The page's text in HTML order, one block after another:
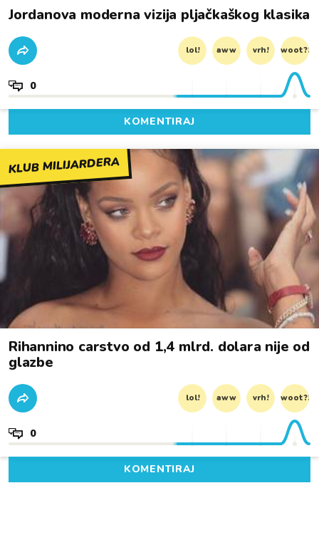
Jordanova moderna vizija pljačkaškog klasika
lol! aww vrh! woot?!
0
KOMENTIRAJ
KLUB MILIJARDERA
Rihannino carstvo od 1,4 mlrd. dolara nije od
glazbe
lol! aww vrh! woot?!
0
KOMENTIRAJ